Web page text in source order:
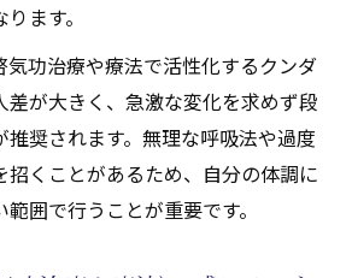
ます。
気功治療や療法で活性化するクンダ
差が大きく、急激な変化を求めず段
推奨されます。無理な呼吸法や過度
招くことがあるため、自分の体調に
囲で行うことが重要です。